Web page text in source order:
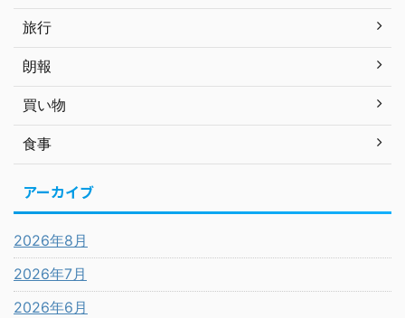
旅行
朗報
買い物
食事
アーカイブ
2026年8月
2026年7月
2026年6月